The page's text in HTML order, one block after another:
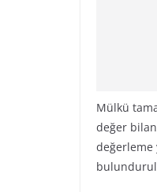
Mülkü
değer
değerleme